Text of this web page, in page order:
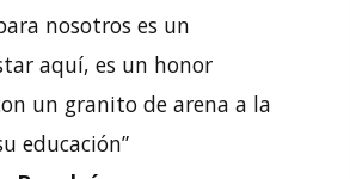
nosotros es un
aquí, es un honor
un granito de arena a la
educación”